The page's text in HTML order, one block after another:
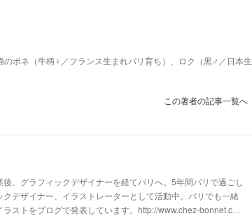
ボネ（牛柄♀／フランス生まれパリ育ち）、ロク（黒♂／日本生
この著者の記事一覧へ
、グラフィックデザイナーを経てパリへ。5年間パリで過ごし
デザイナー、イラストレーターとして活動中。パリでも一緒
ストをブログで発表しています。http://www.chez-bonnet.c…